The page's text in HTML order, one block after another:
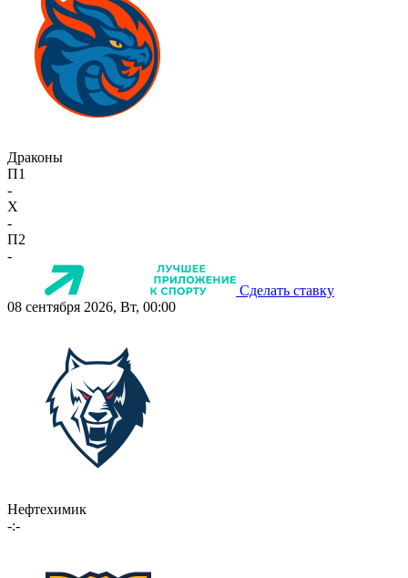
Драконы
П1
-
X
-
П2
-
Сделать ставку
08 сентября 2026, Вт, 00:00
Нефтехимик
-:-